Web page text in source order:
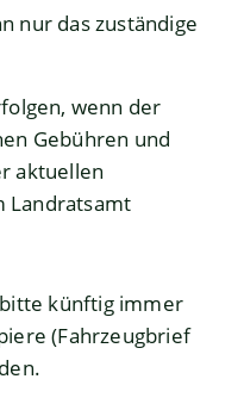
nur das zuständige
wenn der
Gebühren und
aktuellen
Landratsamt
künftig immer
(Fahrzeugbrief